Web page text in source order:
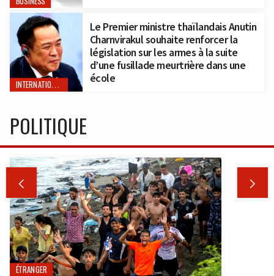
INTERNATIONAL
Le Premier ministre thaïlandais Anutin
Charnvirakul souhaite renforcer la
législation sur les armes à la suite
d’une fusillade meurtrière dans une
école
POLITIQUE
 
ÉTRANGER